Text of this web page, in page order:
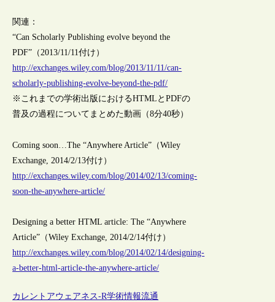
関連：
“Can Scholarly Publishing evolve beyond the
PDF”（2013/11/11付け）
http://exchanges.wiley.com/blog/2013/11/11/can-
scholarly-publishing-evolve-beyond-the-pdf/
※これまでの学術出版におけるHTMLとPDFの
普及の過程についてまとめた動画（8分40秒）
Coming soon…The “Anywhere Article”（Wiley
Exchange, 2014/2/13付け）
http://exchanges.wiley.com/blog/2014/02/13/coming-
soon-the-anywhere-article/
Designing a better HTML article: The “Anywhere
Article”（Wiley Exchange, 2014/2/14付け）
http://exchanges.wiley.com/blog/2014/02/14/designing-
a-better-html-article-the-anywhere-article/
カレントアウェアネス-R学術情報流通